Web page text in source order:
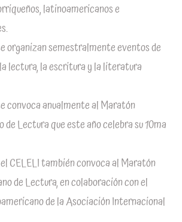
latinoamericanos e
organizan semestralmente eventos de
lectura, la escritura y la literatura
convoca anualmente al Maratón
de Lectura que este año celebra su 10ma
el CELELI también convoca al Maratón
de Lectura, en colaboración con el
de la Asociación Internacional